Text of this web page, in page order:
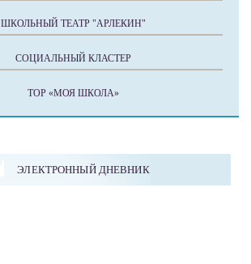
ШКОЛЬНЫЙ ТЕАТР "АРЛЕКИН"
СОЦИАЛЬНЫЙ КЛАСТЕР
ТОР «МОЯ ШКОЛА»
ЭЛЕКТРОННЫЙ ДНЕВНИК